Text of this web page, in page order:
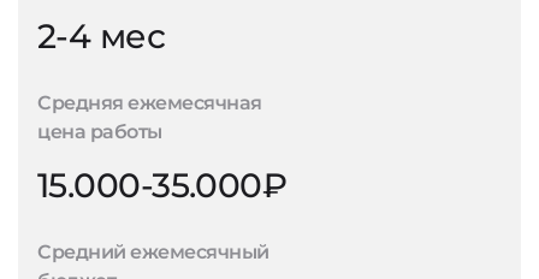
2-4 мес
Средняя ежемесячная
цена работы
15.000-35.000₽
Средний ежемесячный